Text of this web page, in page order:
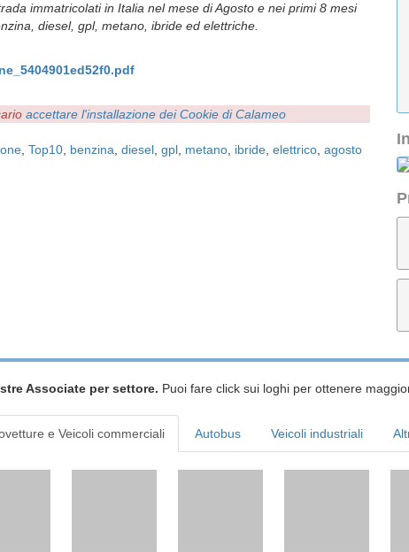
immatricolati in Italia nel mese di Agosto e nei primi 8 mesi
diesel, gpl, metano, ibride ed elettriche.
accettare l'installazione dei Cookie di Calameo
Top10 benzina diesel gpl metano ibride elettrico agosto
Associate per settore. Puoi fare click sui loghi per ottenere
e Veicoli commerciali Autobus Veicoli industriali